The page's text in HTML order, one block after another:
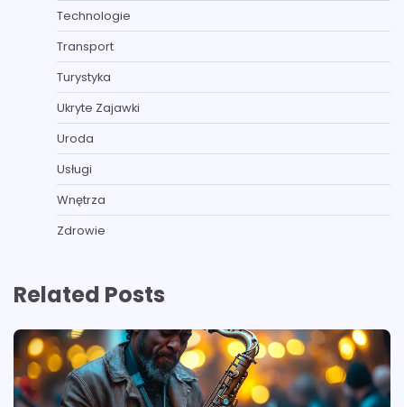
Technologie
Transport
Turystyka
Ukryte Zajawki
Uroda
Usługi
Wnętrza
Zdrowie
Related Posts